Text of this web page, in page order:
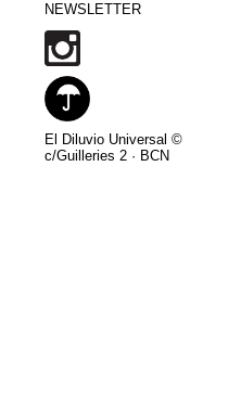
NEWSLETTER
El Diluvio Universal ©
c/Guilleries 2 · BCN